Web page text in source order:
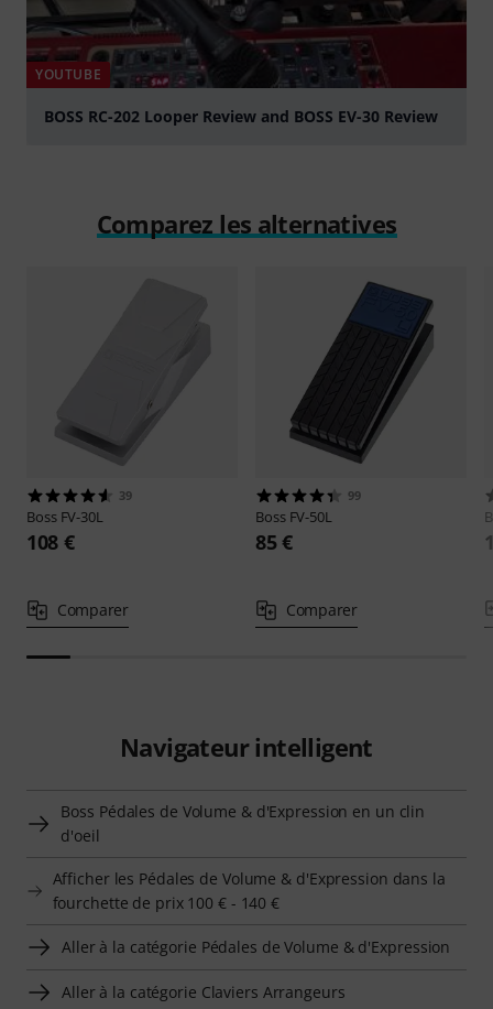
YOUTUBE
BOSS RC-202 Looper Review and BOSS EV-30 Review
Comparez les alternatives
39
Boss FV-30L
108 €
Comparer
99
Boss FV-50L
85 €
Comparer
Navigateur intelligent
Boss Pédales de Volume & d'Expression en un clin
d'oeil
Afficher les Pédales de Volume & d'Expression dans la
fourchette de prix 100 € - 140 €
Aller à la catégorie Pédales de Volume & d'Expression
Aller à la catégorie Claviers Arrangeurs